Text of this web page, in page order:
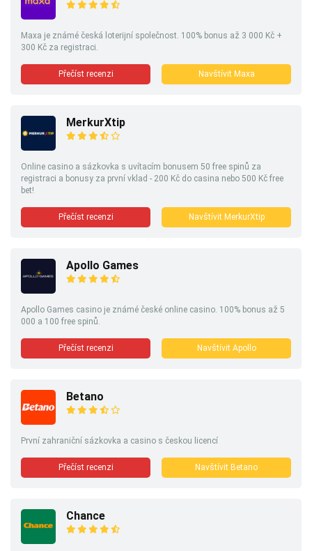
Maxa je známé česká loterijní společnost. 100% bonus až 3 000 Kč +
300 Kč za registraci.
Přečíst recenzi Navštívit Maxa
MerkurXtip
Online casino a sázkovka s uvítacím bonusem 50 free spinů za
registraci a bonusy za první vklad - 200 Kč do casina nebo 500 Kč free
bet!
Přečíst recenzi Navštívit MerkurXtip
Apollo Games
Apollo Games casino je známé české online casino. 100% bonus až 5
000 a 100 free spinů.
Přečíst recenzi Navštívit Apollo
Betano
První zahraniční sázkovka a casino s českou licencí
Přečíst recenzi Navštívit Betano
Chance